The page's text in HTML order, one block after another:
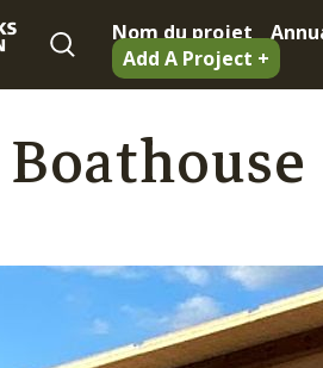
Nom du projet
Add A Project +